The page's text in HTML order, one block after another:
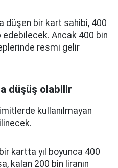
düşen bir kart sahibi, 400
Ancak 400 bin
resmi gelir
düşüş olabilir
kullanılmayan
kartta yıl boyunca 400
kalan 200 bin liranın